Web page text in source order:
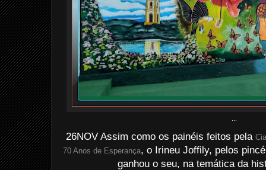
26NOV Assim como os painéis feitos pela
70 Anos de Esperança, o Irineu Joffily, pelos
ganhou o seu, na temática da